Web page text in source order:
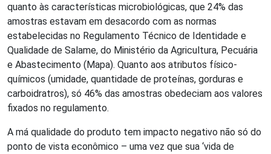
quanto às características microbiológicas, que 24% das
amostras estavam em desacordo com as normas
estabelecidas no Regulamento Técnico de Identidade e
Qualidade de Salame, do Ministério da Agricultura, Pecuária
e Abastecimento (Mapa). Quanto aos atributos físico-
químicos (umidade, quantidade de proteínas, gorduras e
carboidratros), só 46% das amostras obedeciam aos valores
fixados no regulamento.
A má qualidade do produto tem impacto negativo não só do
ponto de vista econômico – uma vez que sua ‘vida de